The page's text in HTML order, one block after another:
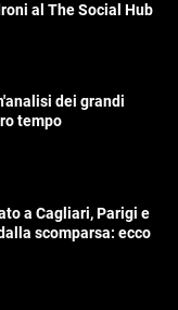
al The Social Hub
dei grandi
tempo
a Cagliari, Parigi e
scomparsa: ecco